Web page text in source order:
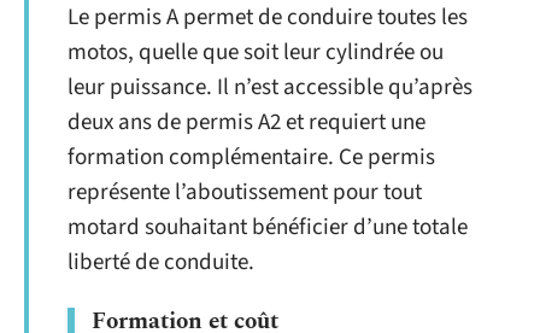
Le permis A permet de conduire toutes les
motos, quelle que soit leur cylindrée ou
leur puissance. Il n’est accessible qu’après
deux ans de permis A2 et requiert une
formation complémentaire. Ce permis
représente l’aboutissement pour tout
motard souhaitant bénéficier d’une totale
liberté de conduite.
Formation et coût